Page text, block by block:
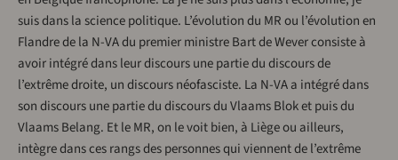
suis dans la science politique. L’évolution du MR ou l’évolution en
Flandre de la N-VA du premier ministre Bart de Wever consiste à
avoir intégré dans leur discours une partie du discours de
l’extrême droite, un discours néofasciste. La N-VA a intégré dans
son discours une partie du discours du Vlaams Blok et puis du
Vlaams Belang. Et le MR, on le voit bien, à Liège ou ailleurs,
intègre dans ces rangs des personnes qui viennent de l’extrême